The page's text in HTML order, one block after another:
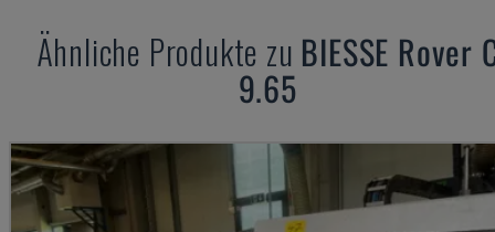
Ähnliche Produkte zu BIESSE Rover
9.65